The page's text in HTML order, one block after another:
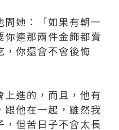
問她：「如果有朝一
你連那兩件金飾都賣
，你還會不會後悔
上進的，而且，他有
跟他在一起，雖然我
，但苦日子不會太長